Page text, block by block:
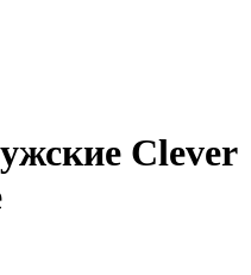
Clever